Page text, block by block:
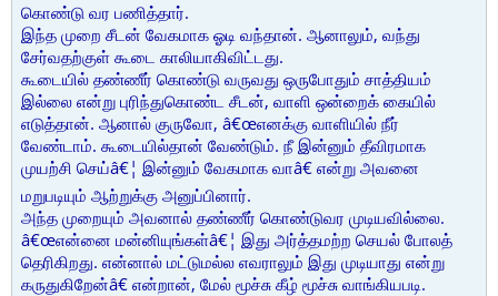
கொண்டு வர பணித்தார்.
இந்த முறை சீடன் வேகமாக ஓடி வந்தான். ஆனாலும், வந்து
சேர்வதற்குள் கூடை காலியாகிவிட்டது.
கூடையில் தண்ணீர் கொண்டு வருவது ஒருபோதும் சாத்தியம்
இல்லை என்று புரிந்துகொண்ட சீடன், வாளி ஒன்றைக் கையில்
எடுத்தான். ஆனால் குருவோ, â€œஎனக்கு வாளியில் நீர்
வேண்டாம். கூடையில்தான் வேண்டும். நீ இன்னும் தீவிரமாக
முயற்சி செய்â€¦ இன்னும் வேகமாக வாâ€ என்று அவனை
மறுபடியும் ஆற்றுக்கு அனுப்பினார்.
அந்த முறையும் அவனால் தண்ணீர் கொண்டுவர முடியவில்லை.
â€œஎன்னை மன்னியுங்கள்â€¦ இது அர்த்தமற்ற செயல் போலத்
தெரிகிறது. என்னால் மட்டுமல்ல எவராலும் இது முடியாது என்று
கருதுகிறேன்â€ என்றான், மேல் மூச்சு கீழ் மூச்சு வாங்கியபடி.